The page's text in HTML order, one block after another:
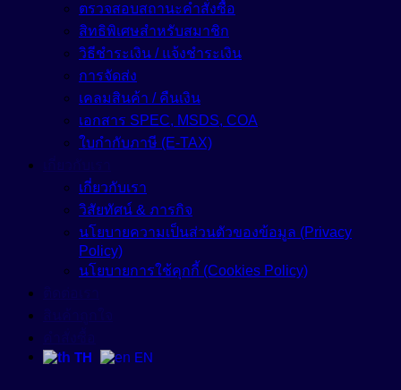
ตรวจสอบสถานะคำสั่งซื้อ
สิทธิพิเศษสำหรับสมาชิก
วิธีชำระเงิน / แจ้งชำระเงิน
การจัดส่ง
เคลมสินค้า / คืนเงิน
เอกสาร SPEC, MSDS, COA
ใบกำกับภาษี (E-TAX)
เกี่ยวกับเรา
วิสัยทัศน์ & ภารกิจ
นโยบายความเป็นส่วนตัวของข้อมูล (Privacy
Policy)
นโยบายการใช้คุกกี้ (Cookies Policy)
TH
EN